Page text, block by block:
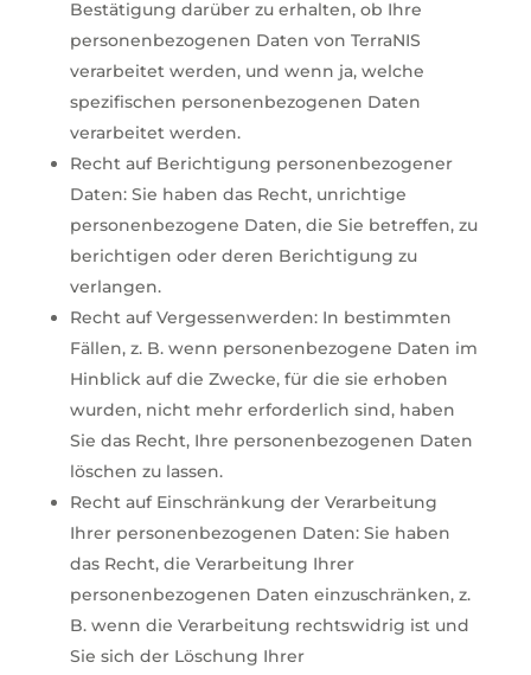
Bestätigung darüber zu erhalten, ob Ihre
personenbezogenen Daten von TerraNIS
verarbeitet werden, und wenn ja, welche
spezifischen personenbezogenen Daten
verarbeitet werden.
Recht auf Berichtigung personenbezogener
Daten: Sie haben das Recht, unrichtige
personenbezogene Daten, die Sie betreffen, zu
berichtigen oder deren Berichtigung zu
verlangen.
Recht auf Vergessenwerden: In bestimmten
Fällen, z. B. wenn personenbezogene Daten im
Hinblick auf die Zwecke, für die sie erhoben
wurden, nicht mehr erforderlich sind, haben
Sie das Recht, Ihre personenbezogenen Daten
löschen zu lassen.
Recht auf Einschränkung der Verarbeitung
Ihrer personenbezogenen Daten: Sie haben
das Recht, die Verarbeitung Ihrer
personenbezogenen Daten einzuschränken, z.
B. wenn die Verarbeitung rechtswidrig ist und
Sie sich der Löschung Ihrer